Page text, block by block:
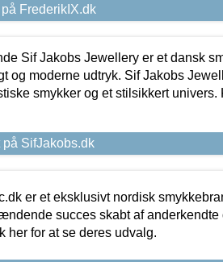
FrederikIX.dk
Sif Jakobs Jewellery er et dansk
og moderne udtryk. Sif Jakobs
smykker og et stilsikkert univers.
SifJakobs.dk
er et eksklusivt nordisk
succes skabt af anderkendte
her for at se deres udvalg.